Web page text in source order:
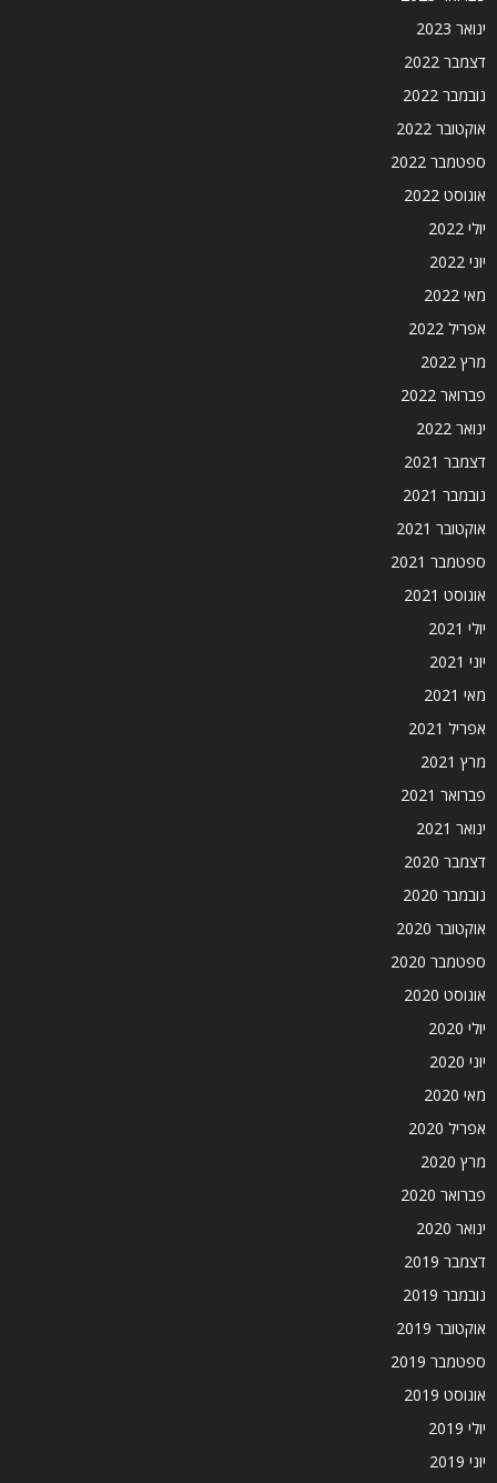
ינואר 2023
דצמבר 2022
נובמבר 2022
אוקטובר 2022
ספטמבר 2022
אוגוסט 2022
יולי 2022
יוני 2022
מאי 2022
אפריל 2022
מרץ 2022
פברואר 2022
ינואר 2022
דצמבר 2021
נובמבר 2021
אוקטובר 2021
ספטמבר 2021
אוגוסט 2021
יולי 2021
יוני 2021
מאי 2021
אפריל 2021
מרץ 2021
פברואר 2021
ינואר 2021
דצמבר 2020
נובמבר 2020
אוקטובר 2020
ספטמבר 2020
אוגוסט 2020
יולי 2020
יוני 2020
מאי 2020
אפריל 2020
מרץ 2020
פברואר 2020
ינואר 2020
דצמבר 2019
נובמבר 2019
אוקטובר 2019
ספטמבר 2019
אוגוסט 2019
יולי 2019
יוני 2019